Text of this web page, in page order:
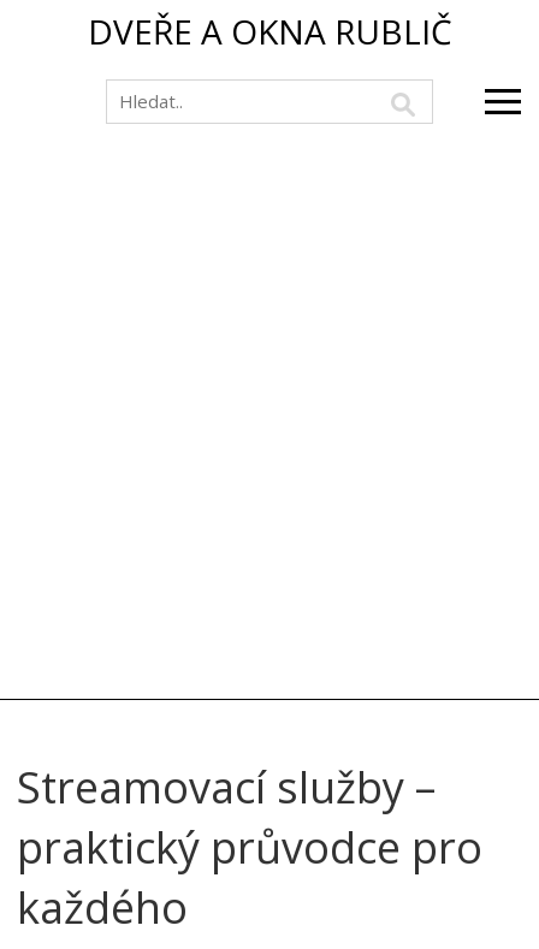
DVEŘE A OKNA RUBLIČ
Streamovací služby –
praktický průvodce pro
každého